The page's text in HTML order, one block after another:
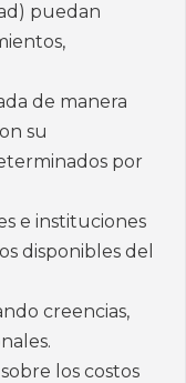
puedan
de manera
su
por
e instituciones
disponibles del
creencias,
los costos